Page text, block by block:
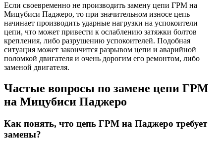
Если своевременно не производить замену цепи ГРМ на
Мицубиси Паджеро, то при значительном износе цепь
начинает производить ударные нагрузки на успокоители
цепи, что может привести к ослаблению затяжки болтов
крепления, либо разрушению успокоителей. Подобная
ситуация может закончится разрывом цепи и аварийной
поломкой двигателя и очень дорогим его ремонтом, либо
заменой двигателя.
Частые вопросы по замене цепи ГРМ
на Мицубиси Паджеро
Как понять, что цепь ГРМ на Паджеро требует
замены?